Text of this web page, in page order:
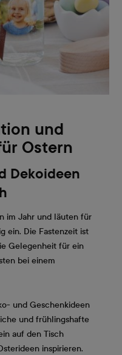
und
Ostern
Dekoideen
im Jahr und läuten für
ein. Die Fastenzeit ist
Gelegenheit für ein
bei einem
und Geschenkideen
und frühlingshafte
auf den Tisch
inspirieren.